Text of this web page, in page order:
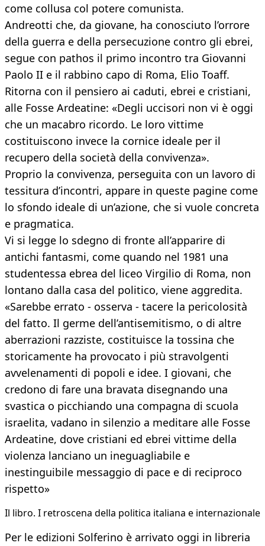
come collusa col potere comunista.
Andreotti che, da giovane, ha conosciuto l’orrore
della guerra e della persecuzione contro gli ebrei,
segue con pathos il primo incontro tra Giovanni
Paolo II e il rabbino capo di Roma, Elio Toaff.
Ritorna con il pensiero ai caduti, ebrei e cristiani,
alle Fosse Ardeatine: «Degli uccisori non vi è oggi
che un macabro ricordo. Le loro vittime
costituiscono invece la cornice ideale per il
recupero della società della convivenza».
Proprio la convivenza, perseguita con un lavoro di
tessitura d’incontri, appare in queste pagine come
lo sfondo ideale di un’azione, che si vuole concreta
e pragmatica.
Vi si legge lo sdegno di fronte all’apparire di
antichi fantasmi, come quando nel 1981 una
studentessa ebrea del liceo Virgilio di Roma, non
lontano dalla casa del politico, viene aggredita.
«Sarebbe errato - osserva - tacere la pericolosità
del fatto. Il germe dell’antisemitismo, o di altre
aberrazioni razziste, costituisce la tossina che
storicamente ha provocato i più stravolgenti
avvelenamenti di popoli e idee. I giovani, che
credono di fare una bravata disegnando una
svastica o picchiando una compagna di scuola
israelita, vadano in silenzio a meditare alle Fosse
Ardeatine, dove cristiani ed ebrei vittime della
violenza lanciano un ineguagliabile e
inestinguibile messaggio di pace e di reciproco
rispetto»
Il libro​. I retroscena della politica italiana e internazionale
Per le edizioni Solferino è arrivato oggi in libreria